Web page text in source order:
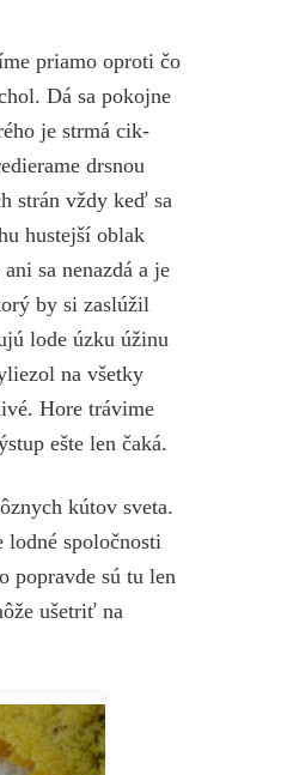
priamo oproti čo
Dá sa pokojne
je strmá cik-
drsnou
strán vždy keď sa
hustejší oblak
sa nenazdá a je
by si zaslúžil
lode úzku úžinu
na všetky
Hore trávime
ešte len čaká.
kútov sveta.
spoločnosti
popravde sú tu len
ušetriť na